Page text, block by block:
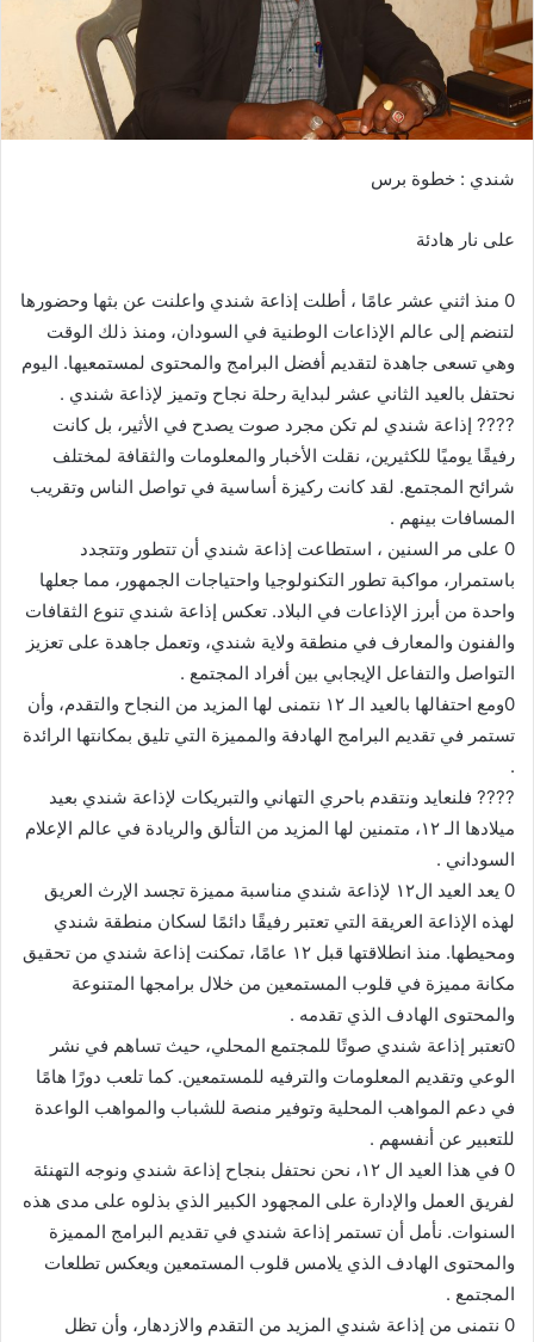
ك
ت
شندي : خطوة برس
على نار هادئة
0 منذ اثني عشر عامًا ، أطلت إذاعة شندي واعلنت عن بثها وحضورها
لتنضم إلى عالم الإذاعات الوطنية في السودان، ومنذ ذلك الوقت
وهي تسعى جاهدة لتقديم أفضل البرامج والمحتوى لمستمعيها. اليوم
نحتفل بالعيد الثاني عشر لبداية رحلة نجاح وتميز لإذاعة شندي .
???? إذاعة شندي لم تكن مجرد صوت يصدح في الأثير، بل كانت
رفيقًا يوميًا للكثيرين، نقلت الأخبار والمعلومات والثقافة لمختلف
شرائح المجتمع. لقد كانت ركيزة أساسية في تواصل الناس وتقريب
المسافات بينهم .
0 على مر السنين ، استطاعت إذاعة شندي أن تتطور وتتجدد
باستمرار، مواكبة تطور التكنولوجيا واحتياجات الجمهور، مما جعلها
واحدة من أبرز الإذاعات في البلاد. تعكس إذاعة شندي تنوع الثقافات
والفنون والمعارف في منطقة ولاية شندي، وتعمل جاهدة على تعزيز
التواصل والتفاعل الإيجابي بين أفراد المجتمع .
0ومع احتفالها بالعيد الـ ١٢ نتمنى لها المزيد من النجاح والتقدم، وأن
تستمر في تقديم البرامج الهادفة والمميزة التي تليق بمكانتها الرائدة
.
???? فلنعايد ونتقدم باحري التهاني والتبريكات لإذاعة شندي بعيد
ميلادها الـ ١٢، متمنين لها المزيد من التألق والريادة في عالم الإعلام
السوداني .
0 يعد العيد ال١٢ لإذاعة شندي مناسبة مميزة تجسد الإرث العريق
لهذه الإذاعة العريقة التي تعتبر رفيقًا دائمًا لسكان منطقة شندي
ومحيطها. منذ انطلاقتها قبل ١٢ عامًا، تمكنت إذاعة شندي من تحقيق
مكانة مميزة في قلوب المستمعين من خلال برامجها المتنوعة
والمحتوى الهادف الذي تقدمه .
0تعتبر إذاعة شندي صوتًا للمجتمع المحلي، حيث تساهم في نشر
الوعي وتقديم المعلومات والترفيه للمستمعين. كما تلعب دورًا هامًا
في دعم المواهب المحلية وتوفير منصة للشباب والمواهب الواعدة
للتعبير عن أنفسهم .
0 في هذا العيد ال ١٢، نحن نحتفل بنجاح إذاعة شندي ونوجه التهنئة
لفريق العمل والإدارة على المجهود الكبير الذي بذلوه على مدى هذه
السنوات. نأمل أن تستمر إذاعة شندي في تقديم البرامج المميزة
والمحتوى الهادف الذي يلامس قلوب المستمعين ويعكس تطلعات
المجتمع .
0 نتمنى من إذاعة شندي المزيد من التقدم والازدهار، وأن تظل